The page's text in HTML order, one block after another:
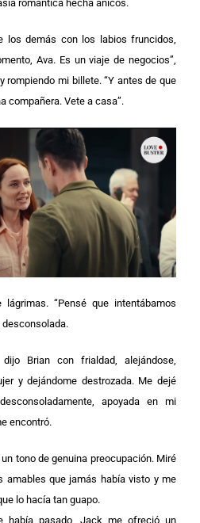
romántica hecha añicos.
los demás con los labios fruncidos,
Ava. Es un viaje de negocios”,
rompiendo mi billete. “Y antes de que
compañera. Vete a casa”.
“Pensé que intentábamos
desconsolada.
Brian con frialdad, alejándose,
y dejándome destrozada. Me dejé
apoyada en mi
encontró.
tono de genuina preocupación. Miré
amables que jamás había visto y me
lo hacía tan guapo.
había pasado, Jack me ofreció un